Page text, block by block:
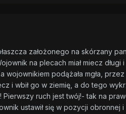
założonego na skórzany
na plecach miał miecz długi
wojownikiem podążała mgła,
i wbił go w ziemię, a do tego
ruch jest twój!- tak na
ustawił się w pozycji obronnej